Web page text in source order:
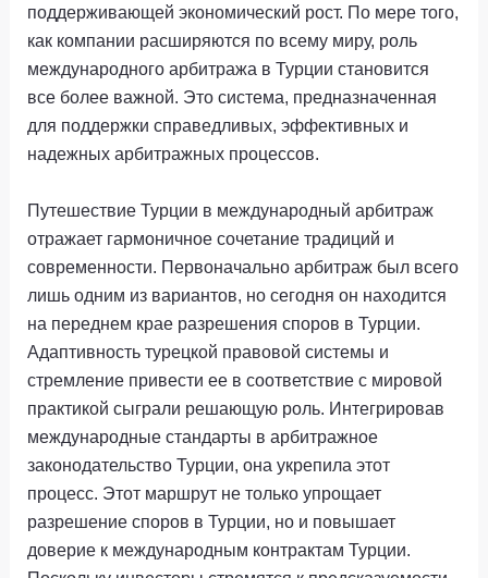
поддерживающей экономический рост. По мере того,
как компании расширяются по всему миру, роль
международного арбитража в Турции становится
все более важной. Это система, предназначенная
для поддержки справедливых, эффективных и
надежных арбитражных процессов.
Путешествие Турции в международный арбитраж
отражает гармоничное сочетание традиций и
современности. Первоначально арбитраж был всего
лишь одним из вариантов, но сегодня он находится
на переднем крае разрешения споров в Турции.
Адаптивность турецкой правовой системы и
стремление привести ее в соответствие с мировой
практикой сыграли решающую роль. Интегрировав
международные стандарты в арбитражное
законодательство Турции, она укрепила этот
процесс. Этот маршрут не только упрощает
разрешение споров в Турции, но и повышает
доверие к международным контрактам Турции.